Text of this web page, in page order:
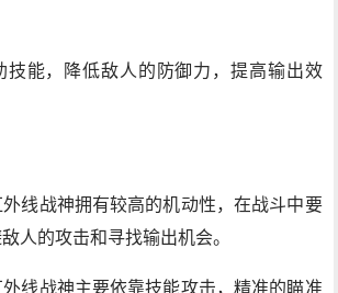
技能，降低敌人的防御力，提高输出效
线战神拥有较高的机动性，在战斗中要
人的攻击和寻找输出机会。
线战神主要依靠技能攻击，精准的瞄准